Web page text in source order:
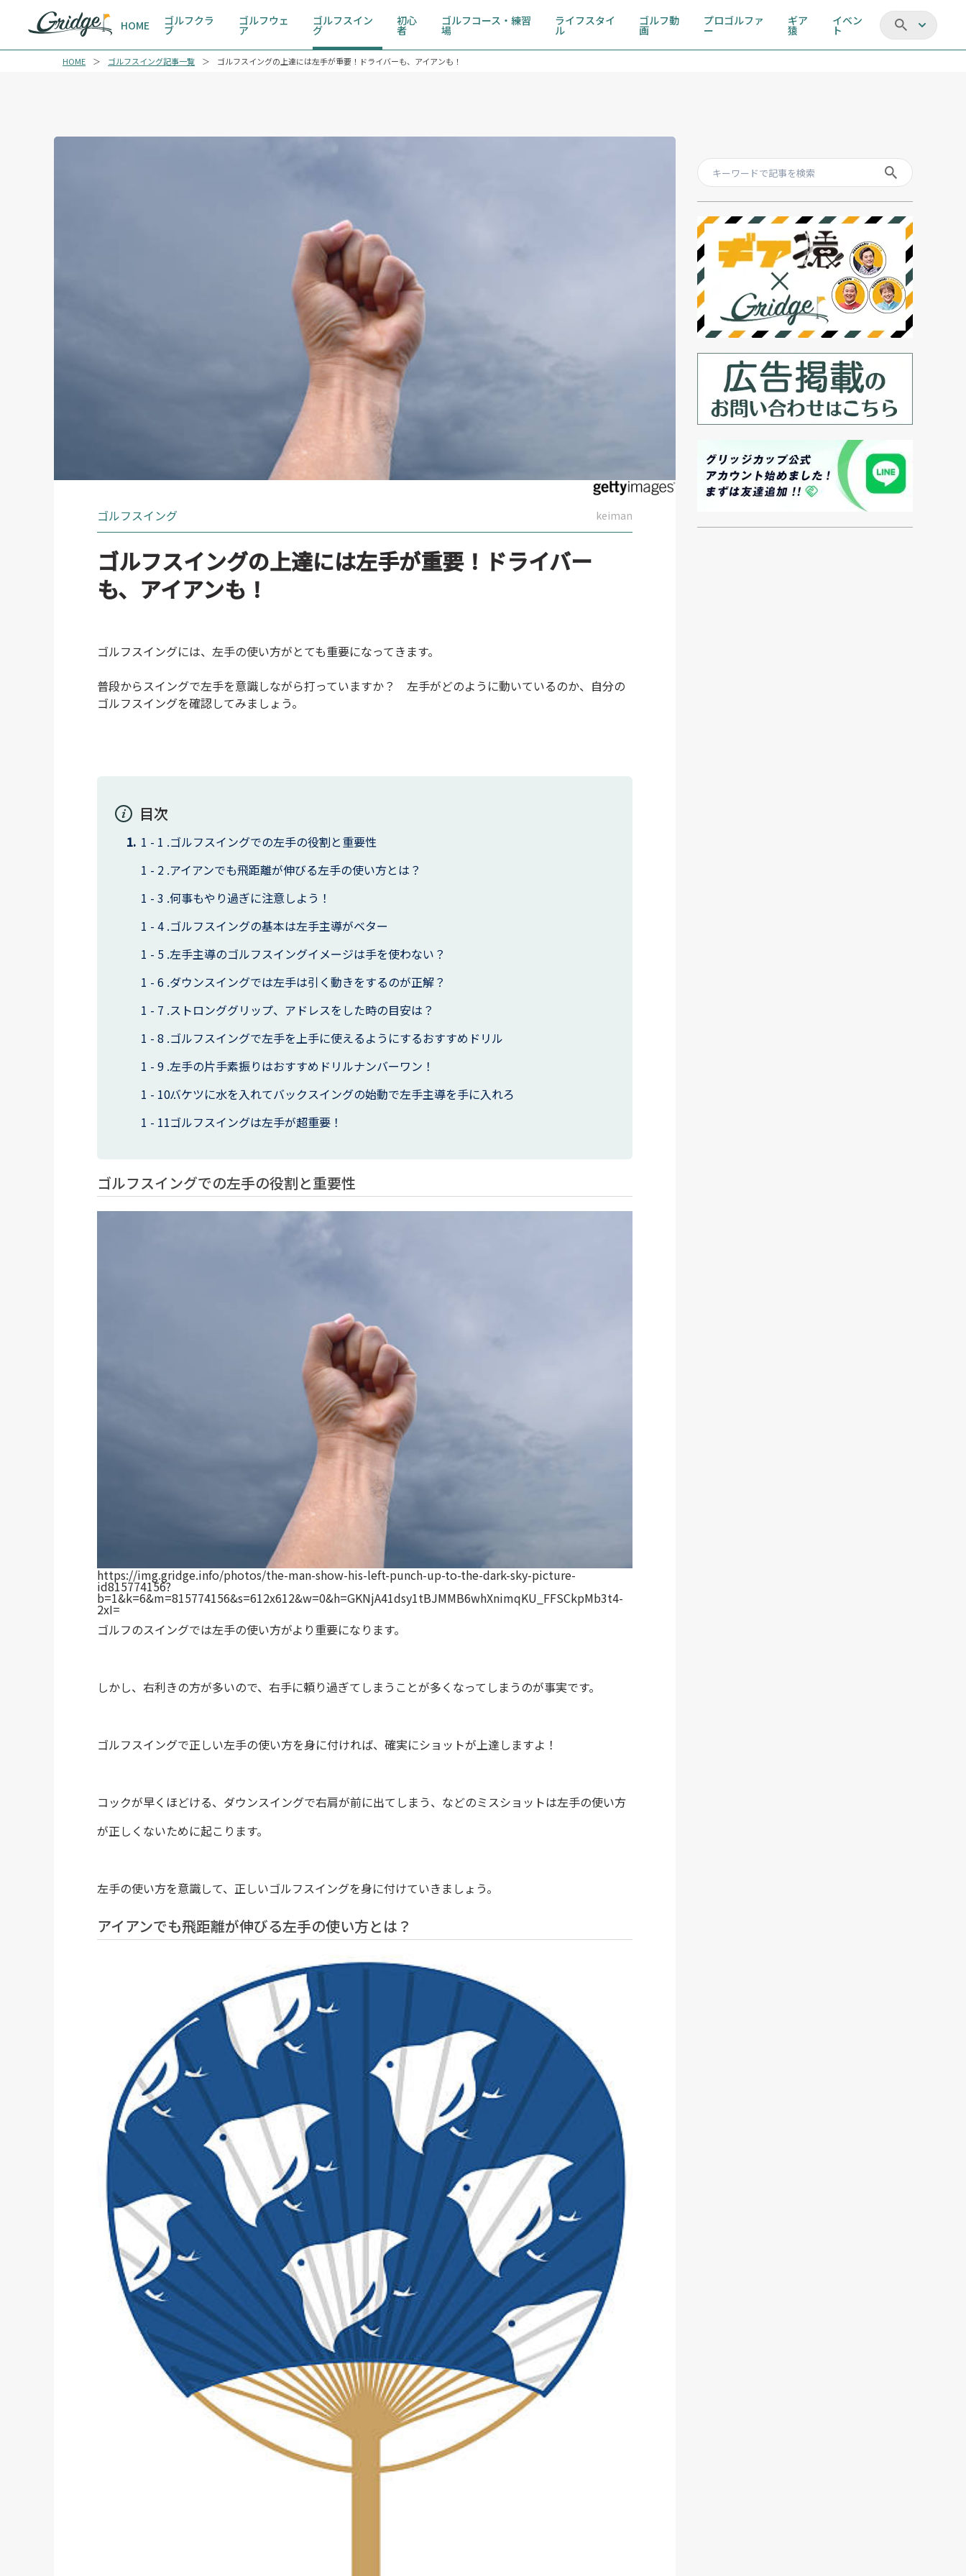
HOME ゴルフクラ
ブ
ゴルフウェ
ア
ゴルフスイン
グ
初心
者
ゴルフコース・練習
場
ライフスタイ
ル
ゴルフ動
画
プロゴルファ
ー
ギア
猿
イベン
ト
HOME ゴルフスイング記事一覧 ゴルフスイングの上達には左手が重要！ドライバーも、アイアンも！
ゴルフスイング keiman
ゴルフスイングの上達には左手が重要！ドライバー
も、アイアンも！
ゴルフスイングには、左手の使い方がとても重要になってきます。
普段からスイングで左手を意識しながら打っていますか？ 左手がどのように動いているのか、自分の
ゴルフスイングを確認してみましょう。
目次
ゴルフスイングでの左手の役割と重要性
アイアンでも飛距離が伸びる左手の使い方とは？
何事もやり過ぎに注意しよう！
ゴルフスイングの基本は左手主導がベター
左手主導のゴルフスイングイメージは手を使わない？
ダウンスイングでは左手は引く動きをするのが正解？
ストロンググリップ、アドレスをした時の目安は？
ゴルフスイングで左手を上手に使えるようにするおすすめドリル
左手の片手素振りはおすすめドリルナンバーワン！
バケツに水を入れてバックスイングの始動で左手主導を手に入れろ
ゴルフスイングは左手が超重要！
ゴルフスイングでの左手の役割と重要性
https://img.gridge.info/photos/the-man-show-his-left-punch-up-to-the-dark-sky-picture-
id815774156?
b=1&k=6&m=815774156&s=612x612&w=0&h=GKNjA41dsy1tBJMMB6whXnimqKU_FFSCkpMb3t4-
2xI=
ゴルフのスイングでは左手の使い方がより重要になります。
しかし、右利きの方が多いので、右手に頼り過ぎてしまうことが多くなってしまうのが事実です。
ゴルフスイングで正しい左手の使い方を身に付ければ、確実にショットが上達しますよ！
コックが早くほどける、ダウンスイングで右肩が前に出てしまう、などのミスショットは左手の使い方
が正しくないために起こります。
左手の使い方を意識して、正しいゴルフスイングを身に付けていきましょう。
アイアンでも飛距離が伸びる左手の使い方とは？